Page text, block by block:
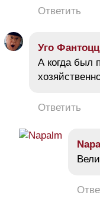
Ответить
Уго
А когда был
Ответить